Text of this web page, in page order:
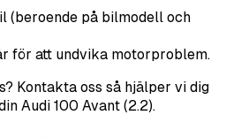
(beroende på bilmodell och
för att undvika motorproblem.
Kontakta oss så hjälper vi dig
Audi 100 Avant (2.2).